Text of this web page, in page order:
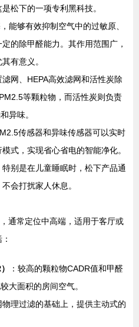
是松下的一项专利黑科技。
能够有效抑制空气中的过敏原、
的除甲醛能力。其作用范围广，
有意义。
滤网、HEPA高效滤网和活性炭除
等颗粒物，而活性炭则负责
异味。
传感器和异味传感器可以实时
式，实现省心省电的智能净化。
特别是在儿童睡眠时，松下产品通
会打扰家人休息。
通常定位中高端，适用于客厅或
：较高的颗粒物CADR值和甲醛
大面积的房间空气。
物理过滤的基础上，提供主动式的